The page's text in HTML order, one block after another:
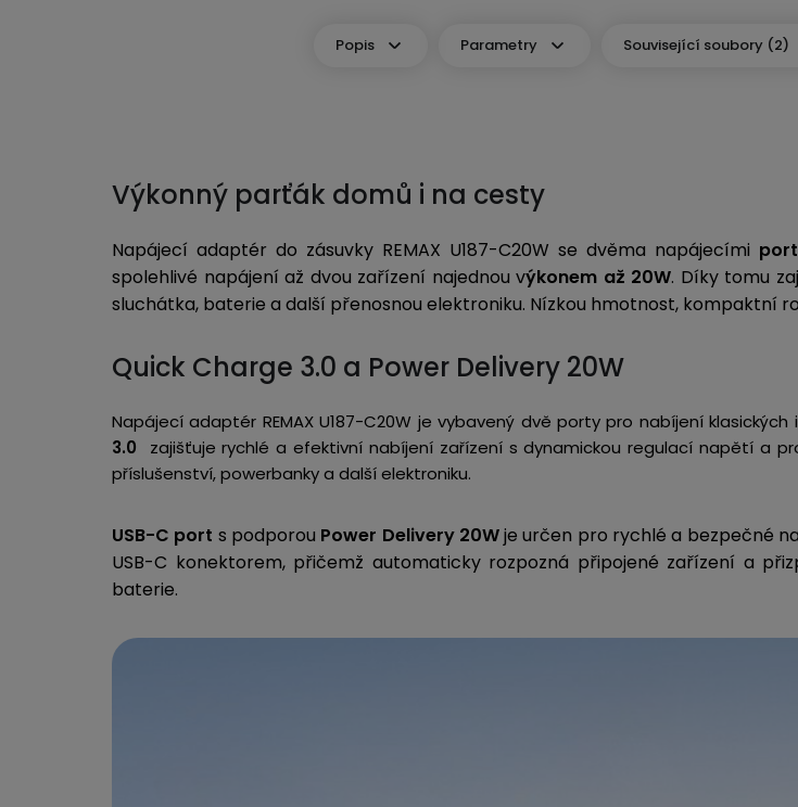
Popis Parametry Související soubory (2)
Výkonný parťák domů i na cesty
Napájecí adaptér do zásuvky REMAX U187-C20W se dvěma napájecími
spolehlivé napájení až dvou zařízení najednou výkonem až 20W. Díky tomu
sluchátka, baterie a další přenosnou elektroniku. Nízkou hmotnost, kompaktní
Quick Charge 3.0 a Power Delivery 20W
Napájecí adaptér REMAX U187-C20W je vybavený dvě porty pro nabíjení
3.0 zajišťuje rychlé a efektivní nabíjení zařízení s dynamickou regulací napětí a
příslušenství, powerbanky a další elektroniku.
USB-C port s podporou Power Delivery 20Wje určen pro rychlé a bezpečné
USB-C konektorem, přičemž automaticky rozpozná připojené zařízení a
baterie.